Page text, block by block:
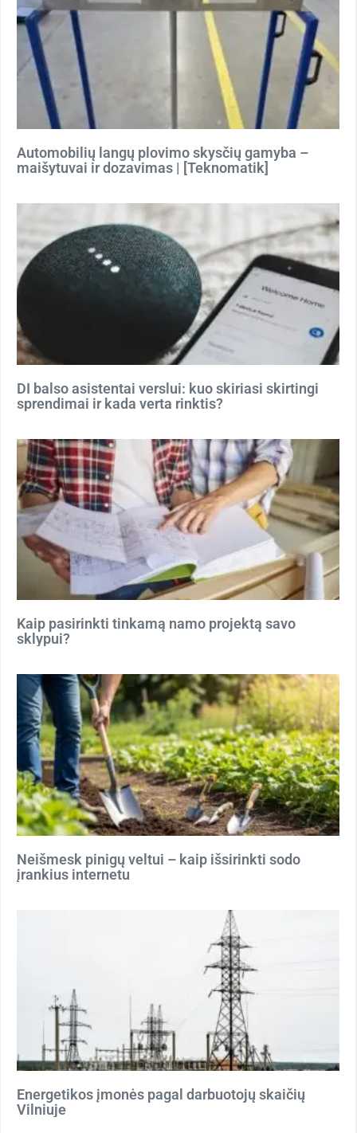
Automobilių langų plovimo skysčių gamyba –
maišytuvai ir dozavimas | [Teknomatik]
DI balso asistentai verslui: kuo skiriasi skirtingi
sprendimai ir kada verta rinktis?
Kaip pasirinkti tinkamą namo projektą savo
sklypui?
Neišmesk pinigų veltui – kaip išsirinkti sodo
įrankius internetu
Energetikos įmonės pagal darbuotojų skaičių
Vilniuje